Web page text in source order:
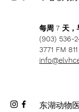
每周 7 天，
(903) 536-
3771 FM
东湖动物